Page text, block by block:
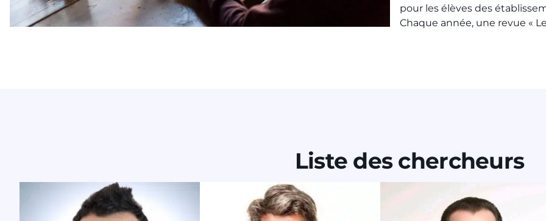
pour les élèves des
Chaque année, une revue «
Liste des chercheurs